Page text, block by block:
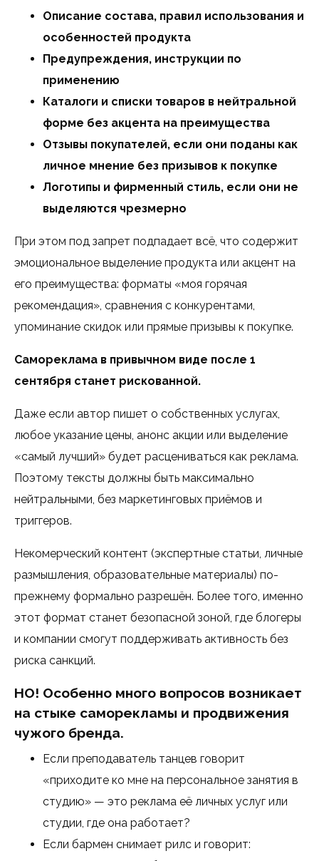
Описание состава, правил использования и
особенностей продукта
Предупреждения, инструкции по
применению
Каталоги и списки товаров в нейтральной
форме без акцента на преимущества
Отзывы покупателей, если они поданы как
личное мнение без призывов к покупке
Логотипы и фирменный стиль, если они не
выделяются чрезмерно
При этом под запрет подпадает всё, что содержит
эмоциональное выделение продукта или акцент на
его преимущества: форматы «моя горячая
рекомендация», сравнения с конкурентами,
упоминание скидок или прямые призывы к покупке.
Самореклама в привычном виде после 1
сентября станет рискованной.
Даже если автор пишет о собственных услугах,
любое указание цены, анонс акции или выделение
«самый лучший» будет расцениваться как реклама.
Поэтому тексты должны быть максимально
нейтральными, без маркетинговых приёмов и
триггеров.
Некомерческий контент (экспертные статьи, личные
размышления, образовательные материалы) по-
прежнему формально разрешён. Более того, именно
этот формат станет безопасной зоной, где блогеры
и компании смогут поддерживать активность без
риска санкций.
НО! Особенно много вопросов возникает
на стыке саморекламы и продвижения
чужого бренда.
Если преподаватель танцев говорит
«приходите ко мне на персональное занятия в
студию» — это реклама её личных услуг или
студии, где она работает?
Если бармен снимает рилс и говорит: